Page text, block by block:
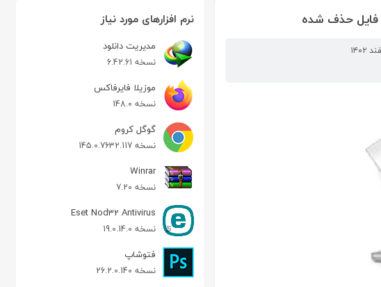
نرم افزارهای مورد نیاز
مدیریت دانلود
نسخه 6.42.61
موزیلا فایرفاکس
نسخه 148.0
گوگل کروم
نسخه 145.0.7632.117
Winrar
نسخه 7.20
Eset Nod32 Antivirus
نسخه 19.0.14.0
فتوشاپ
نسخه 26.2.0.140